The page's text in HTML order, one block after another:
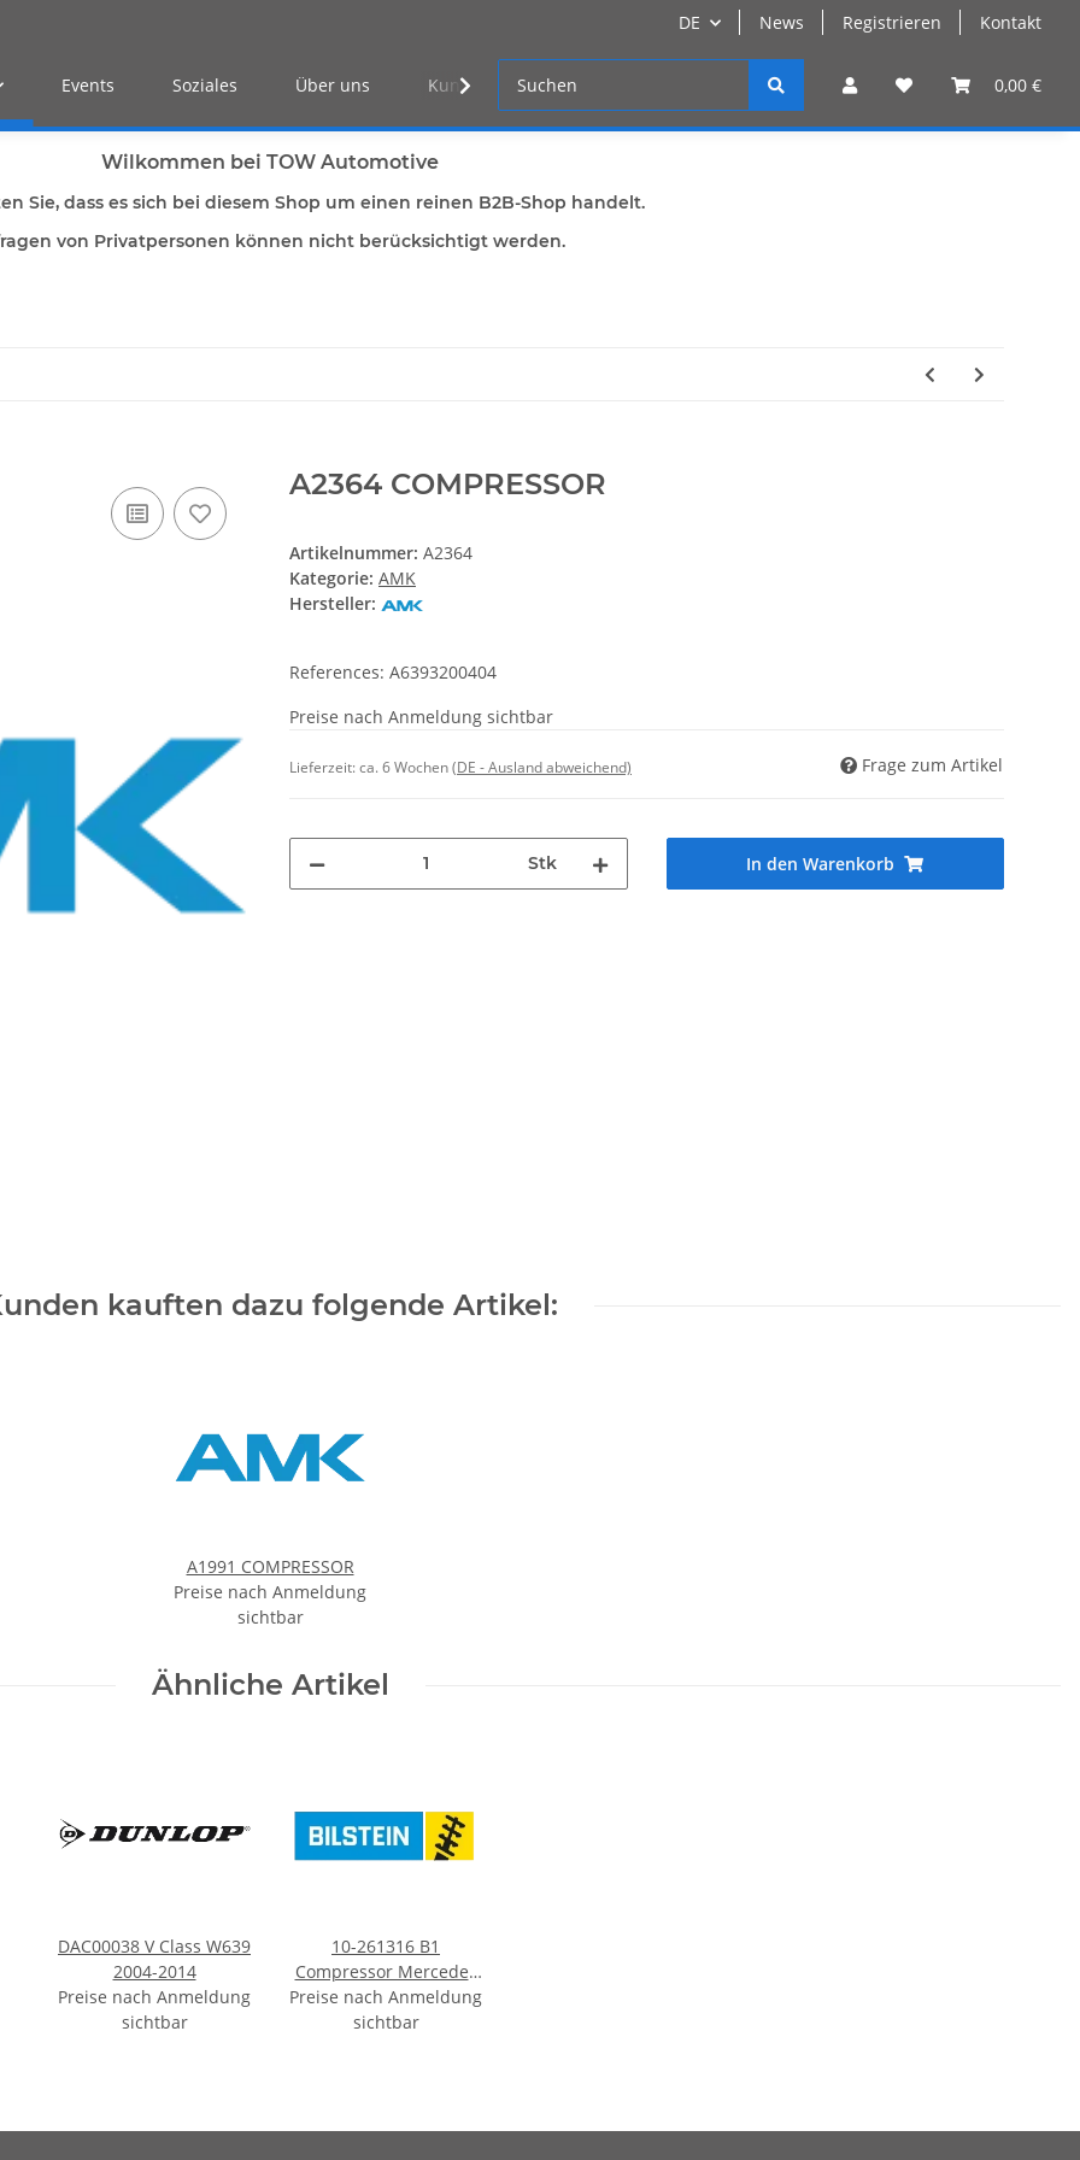
DE News Registrieren Kontakt
0,00 €
Events Soziales Über uns Kunden Log-in
Wilkommen bei TOW Automotive
Sie, dass es sich bei diesem Shop um einen reinen B2B-Shop handelt.
von Privatpersonen können nicht berücksichtigt werden.
A2364 COMPRESSOR
Artikelnummer: A2364
Kategorie: AMK
Hersteller:
References: A6393200404
Preise nach Anmeldung sichtbar
Lieferzeit:ca. 6 Wochen(DE - Ausland abweichend) Frage zum Artikel
Stk In den Warenkorb
kauften dazu folgende Artikel:
A1991 COMPRESSOR
Preise nach Anmeldung
sichtbar
Ähnliche Artikel
DAC00038 V Class W639
2004-2014
Preise nach Anmeldung
sichtbar
10-261316 B1
Compressor Mercedes
Benz
Preise nach Anmeldung
sichtbar